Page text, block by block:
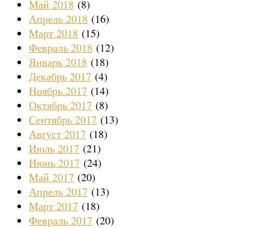
Май 2018 (8)
Апрель 2018 (16)
Март 2018 (15)
Февраль 2018 (12)
Январь 2018 (18)
Декабрь 2017 (4)
Ноябрь 2017 (14)
Октябрь 2017 (8)
Сентябрь 2017 (13)
Август 2017 (18)
Июль 2017 (21)
Июнь 2017 (24)
Май 2017 (20)
Апрель 2017 (13)
Март 2017 (18)
Февраль 2017 (20)